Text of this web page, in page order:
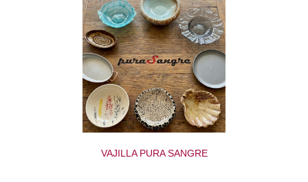
VAJILLA PURA SANGRE